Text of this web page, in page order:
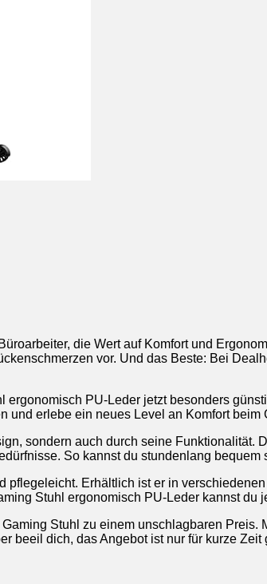
die Wert auf Komfort und
vor. Und das Beste: Bei
PU-Leder jetzt besonders
und erlebe ein neues Level an Komfort beim
sondern auch durch seine
So kannst du stundenlang
Erhältlich ist er in
Stuhl ergonomisch PU-Leder kannst du
Stuhl zu einem unschlagbaren
beeil dich, das Angebot ist nur für kurze Zeit